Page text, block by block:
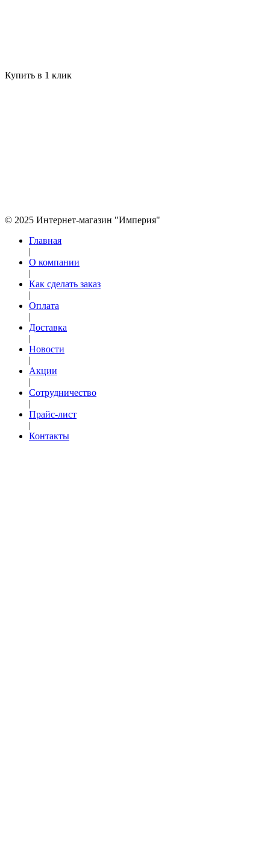
Купить в 1 клик
© 2025 Интернет-магазин "Империя"
Главная
|
О компании
|
Как сделать заказ
|
Оплата
|
Доставка
|
Новости
|
Акции
|
Сотрудничество
|
Прайс-лист
|
Контакты